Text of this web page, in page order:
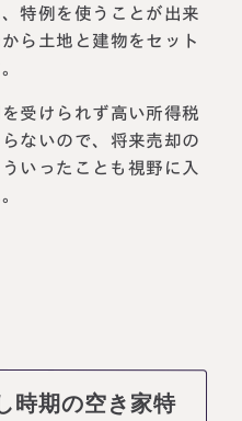
特例を使うことが出来
ら土地と建物をセット
受けられず高い所得税
ないので、将来売却の
いったことも視野に入
時期の空き家特